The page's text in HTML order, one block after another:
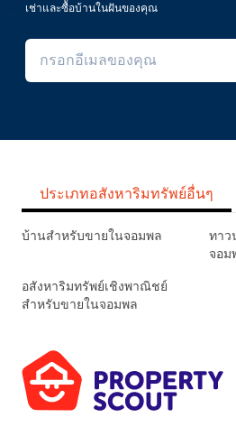
เช่าและซื้อบ้านในฝันของคุณ
ประเภทอสังหาริมทรัพย์อื่นๆ
บ้านสำหรับขายในจอมพล
ทาว
จอม
อสังหาริมทรัพย์เชิงพาณิชย์
สำหรับขายในจอมพล